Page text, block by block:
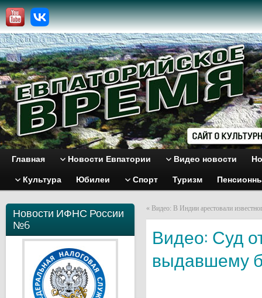
Главная Новости Евпатории Видео новости
Культура Юбилеи Спорт Туризм
Новости ИФНС России
№6
« Видео: В Индии арестовали
Видео: Суд
выдавшему